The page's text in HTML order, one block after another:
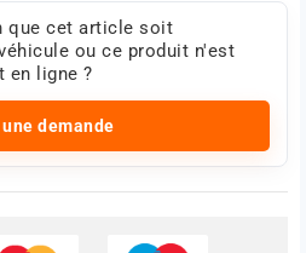
que cet article soit
ou ce produit n'est
en ligne ?
demande